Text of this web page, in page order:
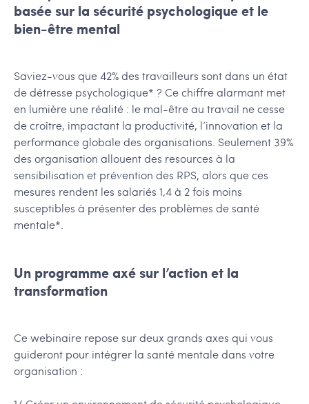
basée sur la sécurité psychologique et le
bien-être mental
Saviez-vous que 42% des travailleurs sont dans un état
de détresse psychologique* ? Ce chiffre alarmant met
en lumière une réalité : le mal-être au travail ne cesse
de croître, impactant la productivité, l’innovation et la
performance globale des organisations. Seulement 39%
des organisation allouent des resources à la
sensibilisation et prévention des RPS, alors que ces
mesures rendent les salariés 1,4 à 2 fois moins
susceptibles à présenter des problèmes de santé
mentale*.
Un programme axé sur l’action et la
transformation
Ce webinaire repose sur deux grands axes qui vous
guideront pour intégrer la santé mentale dans votre
organisation :